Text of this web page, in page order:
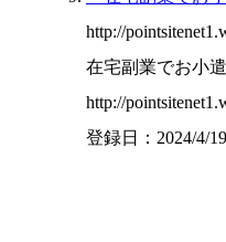
http://
在宅副業でお小
http://
登録日：2024/4/19